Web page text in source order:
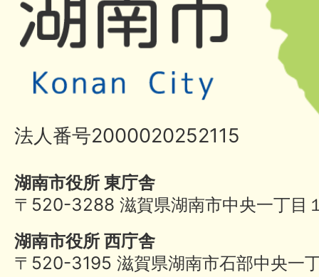
法人番号2000020252115
湖南市役所 東庁舎
〒520-3288 滋賀県湖南市中央一丁目
湖南市役所 西庁舎
〒520-3195 滋賀県湖南市石部中央一